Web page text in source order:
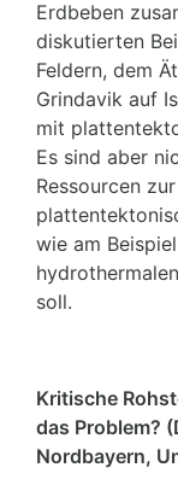
Erdbeben
diskutierten
Feldern, dem
Grindavik auf
mit
Es sind aber
Ressourcen
wie am
soll.
Kritische
das Problem?
Nordbayern,